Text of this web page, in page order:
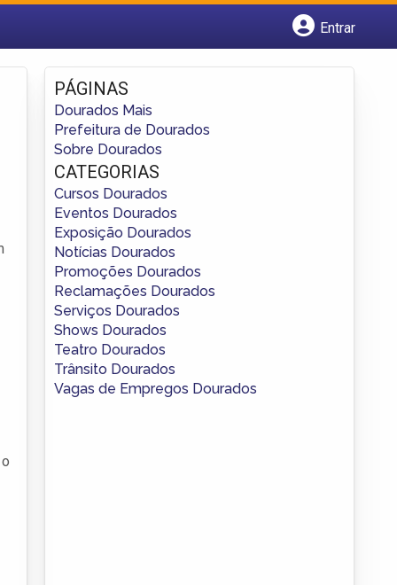
Entrar
Fazer login
Criar conta
PÁGINAS
Dourados Mais
Prefeitura de Dourados
Sobre Dourados
CATEGORIAS
Cursos Dourados
Eventos Dourados
Exposição Dourados
Notícias Dourados
Promoções Dourados
Reclamações Dourados
Serviços Dourados
Shows Dourados
Teatro Dourados
Trânsito Dourados
Vagas de Empregos Dourados